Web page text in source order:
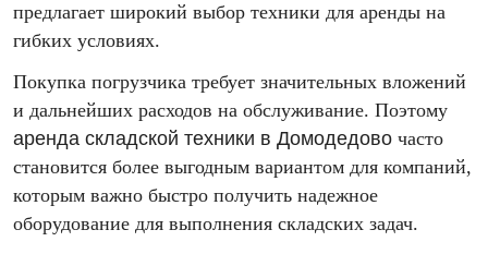
предлагает широкий выбор техники для аренды на
гибких условиях.
Покупка погрузчика требует значительных вложений
и дальнейших расходов на обслуживание. Поэтому
аренда складской техники в Домодедово часто
становится более выгодным вариантом для компаний,
которым важно быстро получить надежное
оборудование для выполнения складских задач.